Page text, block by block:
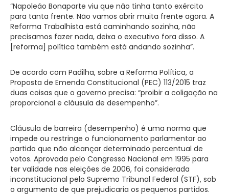
“Napoleão Bonaparte viu que não tinha tanto exército
para tanta frente. Não vamos abrir muita frente agora. A
Reforma Trabalhista está caminhando sozinha, não
precisamos fazer nada, deixa o executivo fora disso. A
[reforma] política também está andando sozinha”.
De acordo com Padilha, sobre a Reforma Política, a
Proposta de Emenda Constitucional (PEC) 113/2015 traz
duas coisas que o governo precisa: “proibir a coligação na
proporcional e cláusula de desempenho”.
Cláusula de barreira (desempenho) é uma norma que
impede ou restringe o funcionamento parlamentar ao
partido que não alcançar determinado percentual de
votos. Aprovada pelo Congresso Nacional em 1995 para
ter validade nas eleições de 2006, foi considerada
inconstitucional pelo Supremo Tribunal Federal (STF), sob
o argumento de que prejudicaria os pequenos partidos.